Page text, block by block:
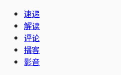
速递
解读
评论
播客
影音